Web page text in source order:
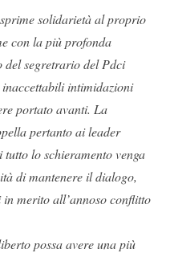
solidarietà al proprio
con la più profonda
del segretrario del Pdci
intimidazioni
portato avanti. La
pertanto ai leader
lo schieramento venga
di mantenere il dialogo,
merito all’annoso conflitto
possa avere una più